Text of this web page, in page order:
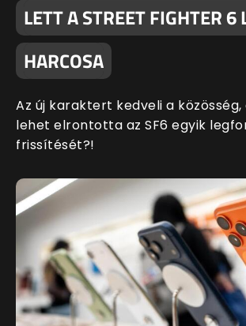
LETT A STREET FIGHTER 6
HARCOSA
Az új karaktert kedveli a
lehet elrontotta az SF6 egyik
frissítését?!